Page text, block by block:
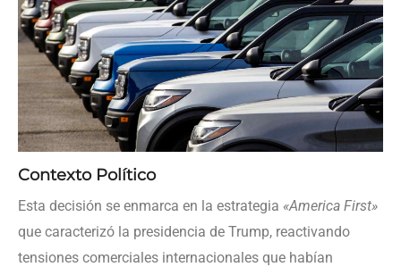
Contexto Político
Esta decisión se enmarca en la estrategia «America First»
que caracterizó la presidencia de Trump, reactivando
tensiones comerciales internacionales que habían